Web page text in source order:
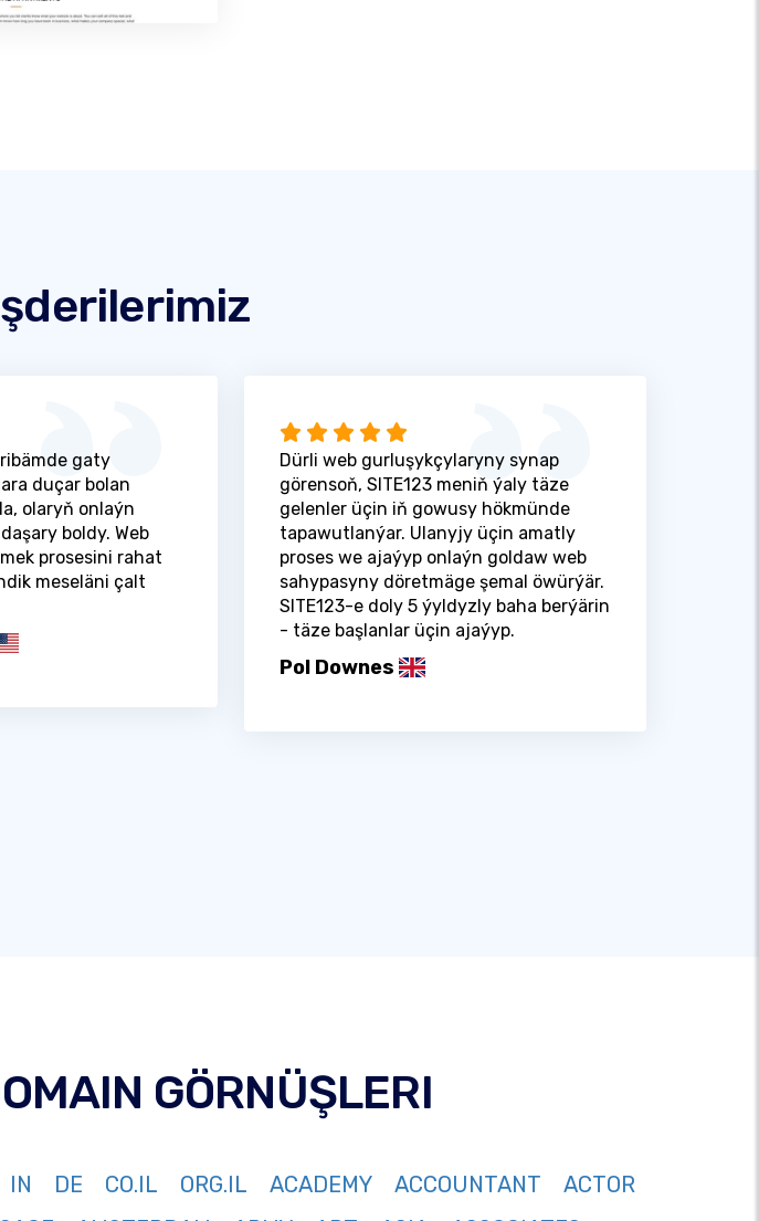
gaty
duçar bolan
olaryň onlaýn
boldy. Web
prosesini rahat
meseläni çalt
Dürli web gurluşykçylaryny synap
görensoň, SITE123 meniň ýaly täze
gelenler üçin iň gowusy hökmünde
tapawutlanýar. Ulanyjy üçin amatly
proses we ajaýyp onlaýn goldaw web
sahypasyny döretmäge şemal öwürýär.
SITE123-e doly 5 ýyldyzly baha berýärin
- täze başlanlar üçin ajaýyp.
Pol Downes
GÖRNÜŞLERI
IN DE CO.IL ORG.IL ACADEMY ACCOUNTANT
ACTOR